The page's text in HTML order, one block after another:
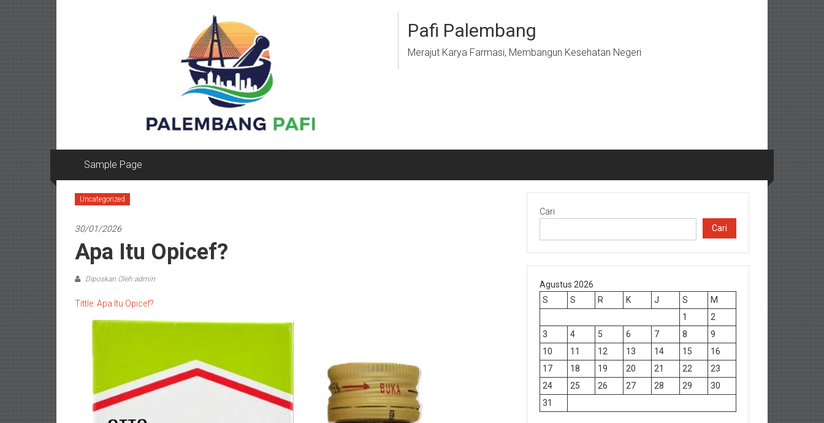
Pafi Palembang
Merajut Karya Farmasi, Membangun Kesehatan Negeri
Sample Page
Uncategorized
30/01/2026
Apa Itu Opicef?
Diposkan Oleh:admin
Tittle: Apa Itu Opicef?
Cari
Cari
Agustus 2026
S
S R K J S
M
1
2
3
4 5 6 7 8
9
10
11 12 13 14 15
16
17
18 19 20 21 22
23
24
25 26 27 28 29
30
31